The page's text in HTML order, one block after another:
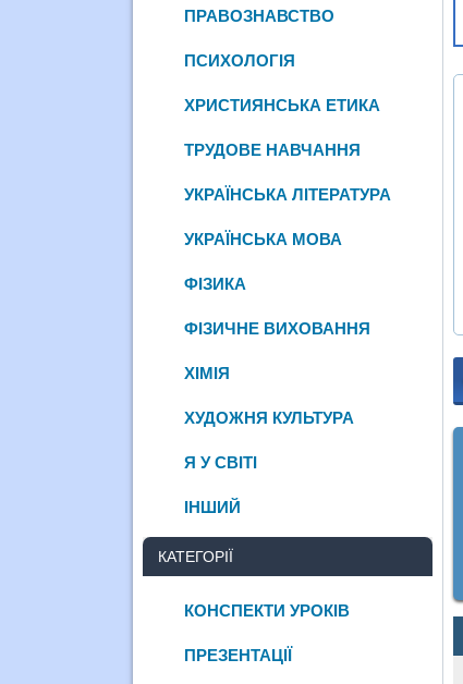
ПРАВОЗНАВСТВО
ПСИХОЛОГІЯ
ХРИСТИЯНСЬКА ЕТИКА
ТРУДОВЕ НАВЧАННЯ
УКРАЇНСЬКА ЛІТЕРАТУРА
УКРАЇНСЬКА МОВА
ФІЗИКА
ФІЗИЧНЕ ВИХОВАННЯ
ХІМІЯ
ХУДОЖНЯ КУЛЬТУРА
Я У СВІТІ
ІНШИЙ
КАТЕГОРІЇ
КОНСПЕКТИ УРОКІВ
ПРЕЗЕНТАЦІЇ